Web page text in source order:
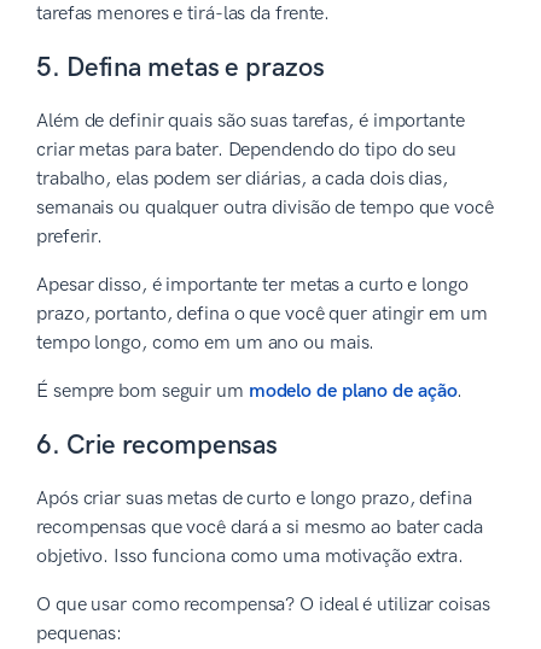
tarefas menores e tirá-las da frente.
5. Defina metas e prazos
Além de definir quais são suas tarefas, é importante
criar metas para bater. Dependendo do tipo do seu
trabalho, elas podem ser diárias, a cada dois dias,
semanais ou qualquer outra divisão de tempo que você
preferir.
Apesar disso, é importante ter metas a curto e longo
prazo, portanto, defina o que você quer atingir em um
tempo longo, como em um ano ou mais.
É sempre bom seguir um modelo de plano de ação.
6. Crie recompensas
Após criar suas metas de curto e longo prazo, defina
recompensas que você dará a si mesmo ao bater cada
objetivo. Isso funciona como uma motivação extra.
O que usar como recompensa? O ideal é utilizar coisas
pequenas: